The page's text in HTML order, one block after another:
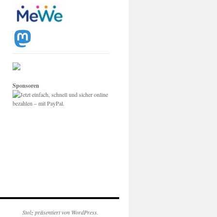
Sponsoren
Stolz präsentiert von WordPress.